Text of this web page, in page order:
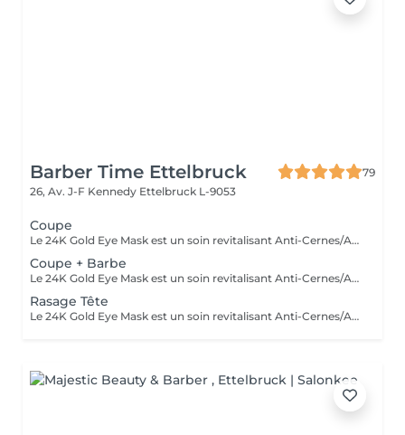
Barber Time Ettelbruck
79
26, Av. J-F Kennedy Ettelbruck L-9053
Coupe
Le 24K Gold Eye Mask est un soin revitalisant Anti-Cernes/Anti-Rides composé de Collagène Végétal haute densité, Aloe Vera, Huile de pépins de raisin, Peptides d'avoine, Vitamine A, Acid Hyaluronic et Poudre d'or 24 carats
Coupe + Barbe
Le 24K Gold Eye Mask est un soin revitalisant Anti-Cernes/Anti-Rides composé de Collagène Végétal haute densité, Aloe Vera, Huile de pépins de raisin, Peptides d'avoine, Vitamine A, Acid Hyaluronic et Poudre d'or 24 carats
Rasage Tête
Le 24K Gold Eye Mask est un soin revitalisant Anti-Cernes/Anti-Rides composé de Collagène Végétal haute densité, Aloe Vera, Huile de pépins de raisin, Peptides d'avoine, Vitamine A, Acid Hyaluronic et Poudre d'or 24 carats